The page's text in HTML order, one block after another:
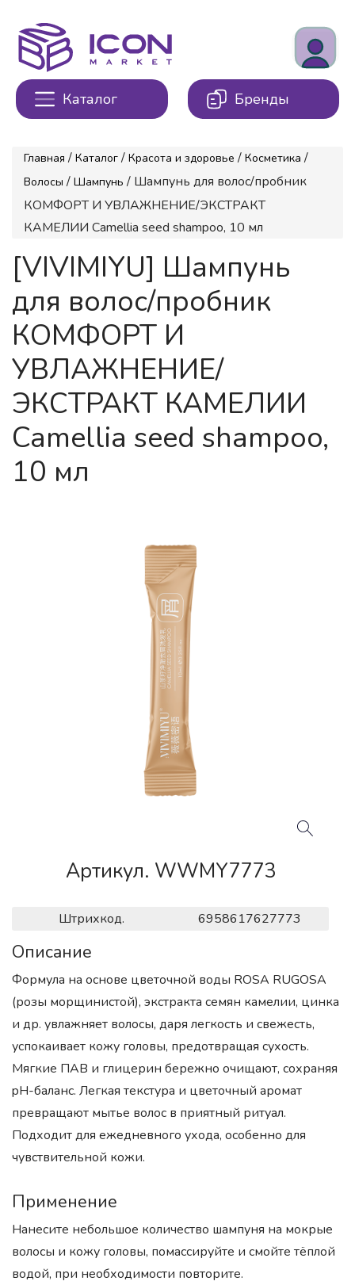
Каталог Бренды
Главная / Каталог / Красота и здоровье / Косметика /
Волосы / Шампунь / Шампунь для волос/пробник
КОМФОРТ И УВЛАЖНЕНИЕ/ЭКСТРАКТ
КАМЕЛИИ Camellia seed shampoo, 10 мл
[VIVIMIYU] Шампунь
для волос/пробник
КОМФОРТ И
УВЛАЖНЕНИЕ/
ЭКСТРАКТ КАМЕЛИИ
Camellia seed shampoo,
10 мл
Артикул. WWMY7773
Штрихкод. 6958617627773
Описание
Формула на основе цветочной воды ROSA RUGOSA
(розы морщинистой), экстракта семян камелии, цинка
и др. увлажняет волосы, даря легкость и свежесть,
успокаивает кожу головы, предотвращая сухость.
Мягкие ПАВ и глицерин бережно очищают, сохраняя
pH-баланс. Легкая текстура и цветочный аромат
превращают мытье волос в приятный ритуал.
Подходит для ежедневного ухода, особенно для
чувствительной кожи.
Применение
Нанесите небольшое количество шампуня на мокрые
волосы и кожу головы, помассируйте и смойте тёплой
водой, при необходимости повторите.